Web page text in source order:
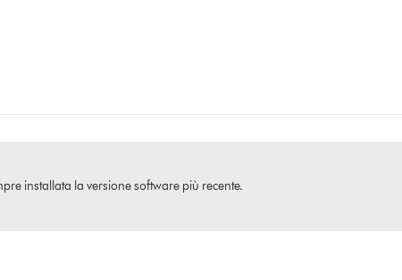
installata la versione software più recente.